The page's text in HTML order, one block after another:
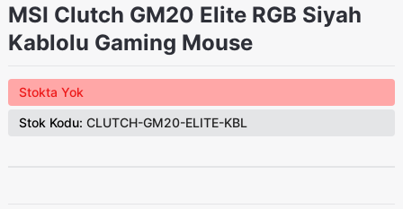
MSI Clutch GM20 Elite RGB Siyah
Kablolu Gaming Mouse
Stokta Yok
Stok Kodu: CLUTCH-GM20-ELITE-KBL